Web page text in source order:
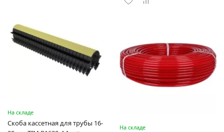
На складе
Скоба кассетная для трубы 16-
На складе